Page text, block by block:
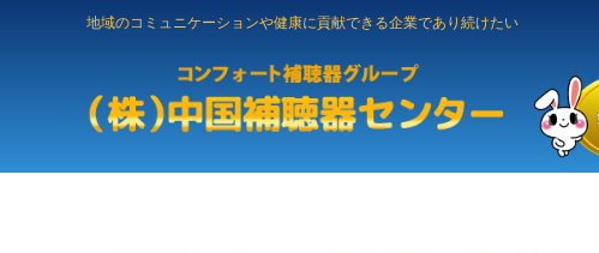
地域のコミュニケーションや健康に貢献できる企業であり続けたい